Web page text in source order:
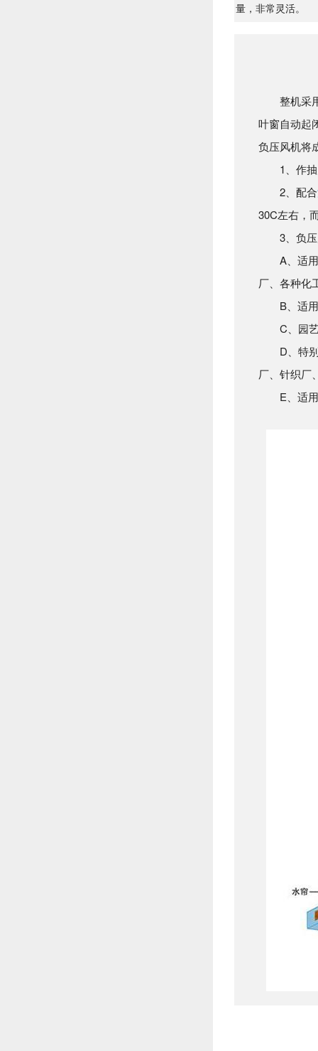
量，非常灵活。
整机采用
叶窗自动起
负压风机将
1、作抽
2、配合
30C左右，
3、负压
A、适用
厂、各种化
B、适
C、园艺
D、特别
厂、针织厂
E、适用